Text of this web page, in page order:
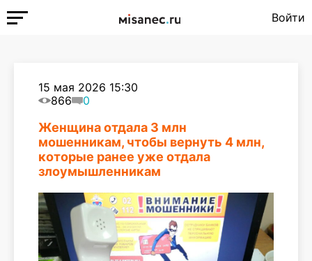
Войти
15 мая 2026 15:30
866
0
Женщина отдала 3 млн
мошенникам, чтобы вернуть 4 млн,
которые ранее уже отдала
злоумышленникам